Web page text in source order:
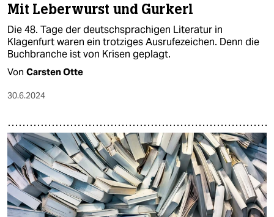
Mit Leberwurst und Gurkerl
Die 48. Tage der deutschsprachigen Literatur in
Klagenfurt waren ein trotziges Ausrufezeichen. Denn die
Buchbranche ist von Krisen geplagt.
Von Carsten Otte
30.6.2024